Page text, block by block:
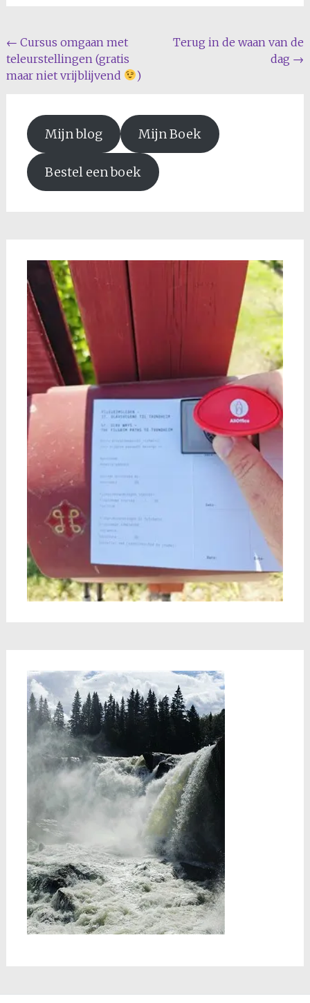
Bericht
navigatie
← Cursus omgaan met
teleurstellingen (gratis
maar niet vrijblijvend
)
Terug in de waan van de
dag →
Mijn blog Mijn Boek
Bestel een boek